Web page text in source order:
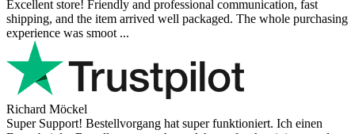
Andres
I bought a cafelat robot, the delivery was really fast and the products
were in great conditions. I will be buying again. The shipping to
Switzerland ...
Mihaylovich